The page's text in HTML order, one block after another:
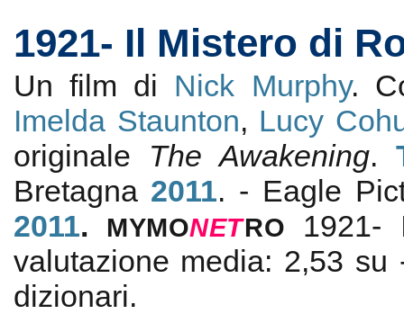
1921- Il Mistero di
Un film di Nick Murphy.
Imelda Staunton, Lucy
originale The Awakening.
Bretagna 2011. - Eagle
2011. MYMONETRO
1921-
valutazione media: 2,53 su
dizionari.